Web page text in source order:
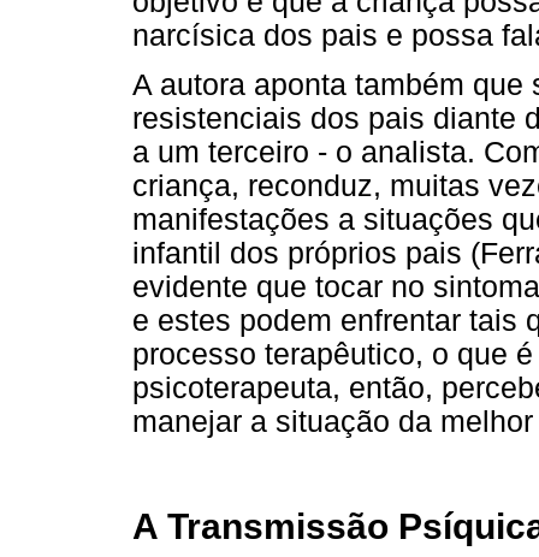
narcísica dos pais e possa
A autora aponta também
resistenciais dos pais diante
a um terceiro - o analista.
criança, reconduz, muitas
manifestações a situações
infantil dos próprios pais
evidente que tocar no
e estes podem enfrentar tais
processo terapêutico, o que
psicoterapeuta, então,
manejar a situação da
A Transmissão